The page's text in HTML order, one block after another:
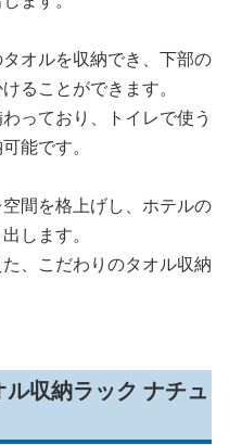
オルを収納でき、下部の
ることができます。
っており、トイレで使う
能です。
間を格上げし、ホテルの
します。
、こだわりのタオル収納
収納ラック ナチュ